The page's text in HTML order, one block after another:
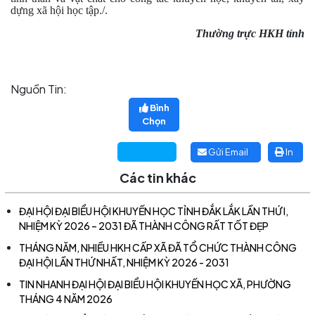
dựng xã hội học tập./.
Thường trực HKH tỉnh
Nguồn Tin:
Bình
Chọn
In
Gửi Email
Các tin khác
ĐẠI HỘI ĐẠI BIỂU HỘI KHUYẾN HỌC TỈNH ĐẮK LẮK LẦN THỨ I,
NHIỆM KỲ 2026 – 2031 ĐÃ THÀNH CÔNG RẤT TỐT ĐẸP
THÁNG NĂM, NHIỀU HKH CẤP XÃ ĐÃ TỔ CHỨC THÀNH CÔNG
ĐẠI HỘI LẦN THỨ NHẤT, NHIỆM KỲ 2026 - 2031
TIN NHANH ĐẠI HỘI ĐẠI BIỂU HỘI KHUYẾN HỌC XÃ, PHƯỜNG
THÁNG 4 NĂM 2026